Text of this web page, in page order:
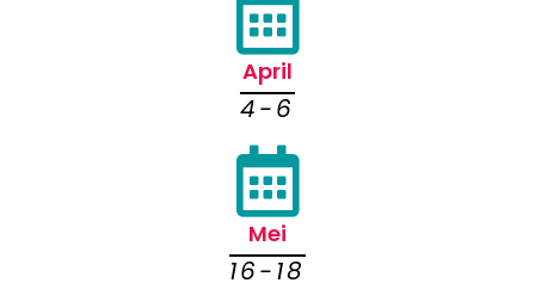
April
4-6
Mei
16-18